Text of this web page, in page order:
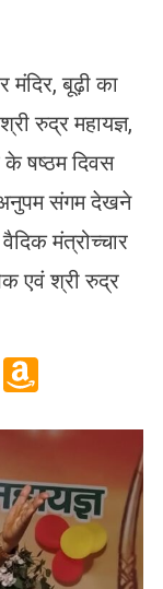
मंदिर, बूढ़ी का
रुद्र महायज्ञ,
के षष्ठम दिवस
अनुपम संगम देखने
मंत्रोच्चार
एवं श्री रुद्र
Telegram
List